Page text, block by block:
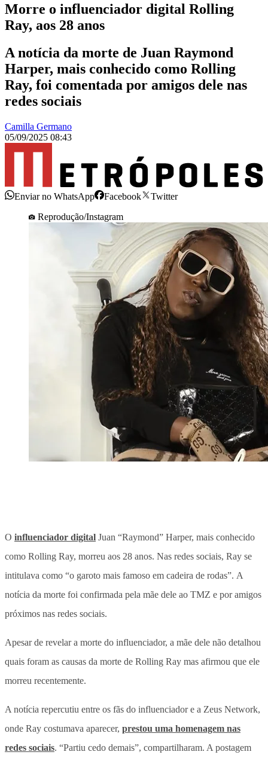
Morre o influenciador digital Rolling
Ray, aos 28 anos
A notícia da morte de Juan Raymond
Harper, mais conhecido como Rolling
Ray, foi comentada por amigos dele nas
redes sociais
Camilla Germano
05/09/2025 08:43
Enviar no WhatsApp Facebook
Twitter
Reprodução/Instagram
O influenciador digital Juan “Raymond” Harper, mais conhecido
como Rolling Ray, morreu aos 28 anos. Nas redes sociais, Ray se
intitulava como “o garoto mais famoso em cadeira de rodas”. A
notícia da morte foi confirmada pela mãe dele ao TMZ e por amigos
próximos nas redes sociais.
Apesar de revelar a morte do influenciador, a mãe dele não detalhou
quais foram as causas da morte de Rolling Ray mas afirmou que ele
morreu recentemente.
A notícia repercutiu entre os fãs do influenciador e a Zeus Network,
onde Ray costumava aparecer, prestou uma homenagem nas
redes sociais. “Partiu cedo demais”, compartilharam. A postagem